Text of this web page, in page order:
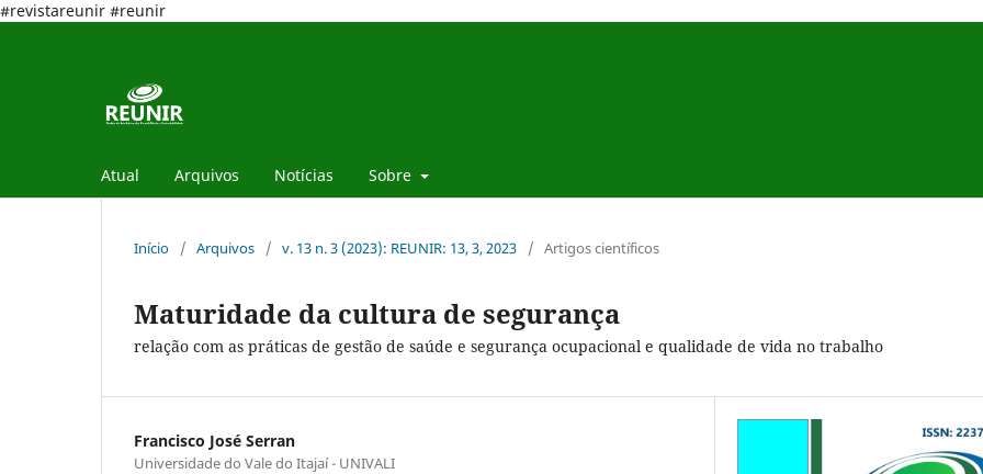
#revistareunir #reunir
Atual Arquivos Notícias Sobre
Início / Arquivos / v. 13 n. 3 (2023): REUNIR: 13, 3, 2023 / Artigos científicos
Maturidade da cultura de segurança
relação com as práticas de gestão de saúde e segurança ocupacional e qualidade de vida no trabalho
Francisco José Serran
Universidade do Vale do Itajaí - UNIVALI